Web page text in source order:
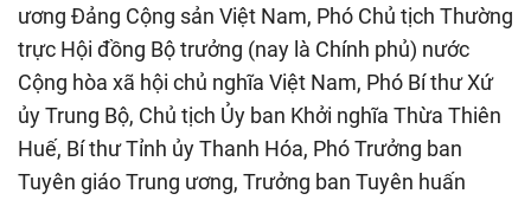
ương Đảng Cộng sản Việt Nam, Phó Chủ tịch Thường
trực Hội đồng Bộ trưởng (nay là Chính phủ) nước
Cộng hòa xã hội chủ nghĩa Việt Nam, Phó Bí thư Xứ
ủy Trung Bộ, Chủ tịch Ủy ban Khởi nghĩa Thừa Thiên
Huế, Bí thư Tỉnh ủy Thanh Hóa, Phó Trưởng ban
Tuyên giáo Trung ương, Trưởng ban Tuyên huấn